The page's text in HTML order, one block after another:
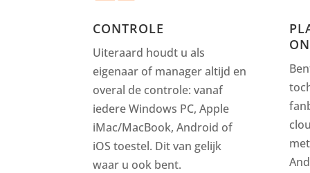
CONTROLE
Uiteraard houdt u als
eigenaar of manager altijd en
overal de controle: vanaf
iedere Windows PC, Apple
iMac/MacBook, Android of
iOS toestel. Dit van gelijk
waar u ook bent.